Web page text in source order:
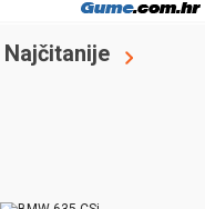
Najčitanije